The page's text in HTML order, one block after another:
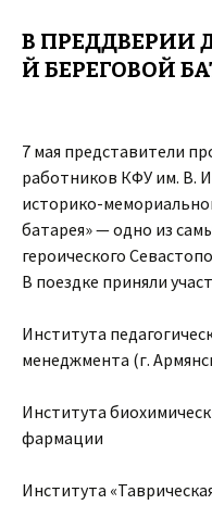
В ПРЕДДВЕРИИ
Й БЕРЕГОВОЙ
7 мая представители
работников КФУ им. В.
историко-
батарея» — одно из
героического
В поездке приняли
Института
менеджмента (г.
Института
фармации
Института